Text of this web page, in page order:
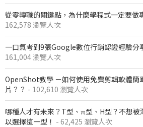
從零轉職的關鍵點，為什麼學程式一定要做
162,578 瀏覽人次
一口氣考到9張Google數位行銷認證經驗分
161,004 瀏覽人次
OpenShot教學 －如何使用免費剪輯軟體簡
片？？ - 102,610 瀏覽人次
哪種人才有未來？T型、π型、H型？不想被
以選擇這一型！ - 62,425 瀏覽人次